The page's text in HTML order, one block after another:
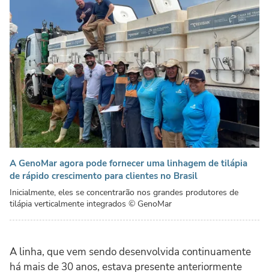
A GenoMar agora pode fornecer uma linhagem de tilápia
de rápido crescimento para clientes no Brasil
Inicialmente, eles se concentrarão nos grandes produtores de
tilápia verticalmente integrados © GenoMar
A linha, que vem sendo desenvolvida continuamente
há mais de 30 anos, estava presente anteriormente